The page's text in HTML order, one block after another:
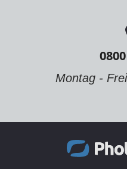
Montag -